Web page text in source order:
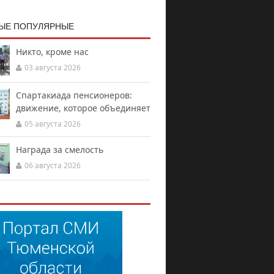
ПОПУЛЯРНЫЕ
Никто, кроме нас
03 августа 2026
Спартакиада пенсионеров:
движение, которое объединяет
05 августа 2026
Награда за смелость
06 августа 2026